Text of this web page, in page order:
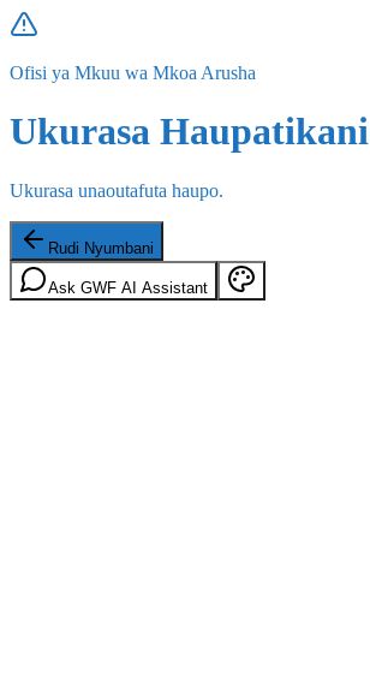
Ofisi ya Mkuu wa Mkoa Arusha
Ukurasa Haupatikani
Ukurasa unaoutafuta haupo.
Rudi Nyumbani
Ask GWF AI Assistant